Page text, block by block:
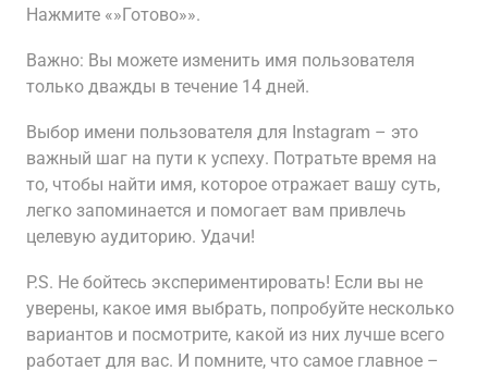
Нажмите «»Готово»».
Важно: Вы можете изменить имя пользователя
только дважды в течение 14 дней.
Выбор имени пользователя для Instagram – это
важный шаг на пути к успеху. Потратьте время на
то, чтобы найти имя, которое отражает вашу суть,
легко запоминается и помогает вам привлечь
целевую аудиторию. Удачи!
P.S. Не бойтесь экспериментировать! Если вы не
уверены, какое имя выбрать, попробуйте несколько
вариантов и посмотрите, какой из них лучше всего
работает для вас. И помните, что самое главное –